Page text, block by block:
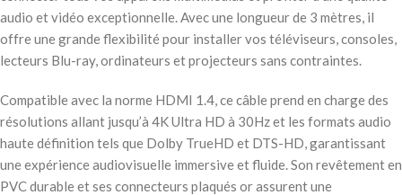
audio et vidéo exceptionnelle. Avec une longueur de 3 mètres, il
offre une grande flexibilité pour installer vos téléviseurs, consoles,
lecteurs Blu-ray, ordinateurs et projecteurs sans contraintes.
Compatible avec la norme HDMI 1.4, ce câble prend en charge des
résolutions allant jusqu’à 4K Ultra HD à 30Hz et les formats audio
haute définition tels que Dolby TrueHD et DTS-HD, garantissant
une expérience audiovisuelle immersive et fluide. Son revêtement en
PVC durable et ses connecteurs plaqués or assurent une